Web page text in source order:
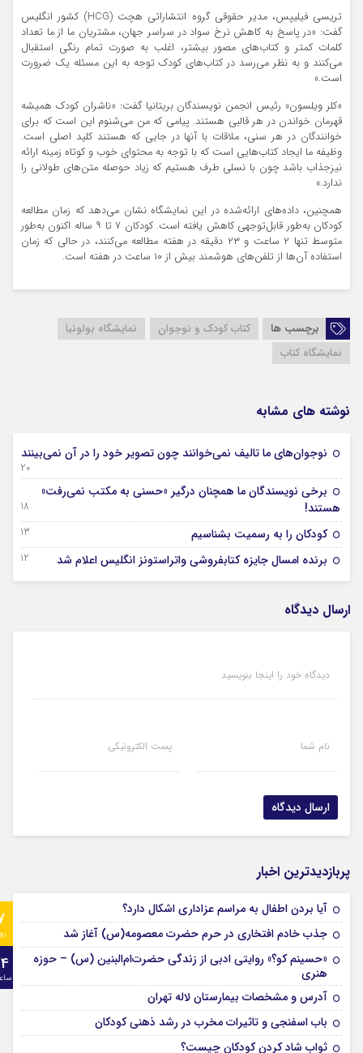
تریسی فیلیپس، مدیر حقوقی گروه انتشاراتی هچت (HCG) کشور انگلیس
گفت: «در پاسخ به کاهش نرخ سواد در سراسر جهان، مشتریان ما از ما تعداد
کلمات کمتر و کتاب‌های مصور بیشتر، اغلب به صورت تمام رنگی استقبال
می‌کنند و به نظر می‌رسد در کتاب‌های کودک توجه به این مسئله یک ضرورت
است.»
«کلر ویلسون» رئیس انجمن نویسندگان بریتانیا گفت: «ناشران کودک همیشه
قهرمان خواندن در هر قالبی هستند. پیامی که من می‌شنوم این است که برای
خوانندگان در هر سنی، ملاقات با آنها در جایی که هستند کلید اصلی است.
وظیفه ما ایجاد کتاب‌هایی است که با توجه به محتوای خوب و کوتاه زمینه ارائه
نیزجذاب باشد چون با نسلی طرف هستیم که زیاد حوصله متن‌های طولانی را
ندارد.»
همچنین، داده‌های ارائه‌شده در این نمایشگاه نشان می‌دهد که زمان مطالعه
کودکان به‌طور قابل‌توجهی کاهش یافته است. کودکان ۷ تا ۹ ساله اکنون به‌طور
متوسط تنها ۲ ساعت و ۲۳ دقیقه در هفته مطالعه می‌کنند، در حالی که زمان
استفاده آن‌ها از تلفن‌های هوشمند بیش از ۱۰ ساعت در هفته است.
برچسب ها کتاب کودک و نوجوان
نمایشگاه بولونیا
نمایشگاه کتاب
نوشته های مشابه
نوجوان‌های ما تالیف نمی‌خوانند چون تصویر خود را در آن نمی‌بینند
20 فروردین 1404
برخی نویسندگان ما همچنان درگیر «حسنی به مکتب نمی‌رفت»
هستند!
18 فروردین 1404
کودکان را به رسمیت بشناسیم 13 فروردین 1404
برنده امسال جایزه کتابفروشی واتراستونز انگلیس اعلام شد 12 فروردین 1404
ارسال دیدگاه
دیدگاه خود را اینجا بنویسید
نام شما پست الکترونیکی
پربازدیدترین اخبار
آیا بردن اطفال به مراسم عزادارى اشکال دارد؟
جذب خادم افتخاری در حرم حضرت معصومه(س) آغاز شد
«حسینم کو؟» روایتی ادبی از زندگی حضرت‌ام‌البنین (س) – حوزه
هنری
آدرس و مشخصات بیمارستان لاله تهران
باب اسفنجی و تاثیرات مخرب در رشد ذهنی کودکان
ثواب شاد کردن کودکان چیست؟